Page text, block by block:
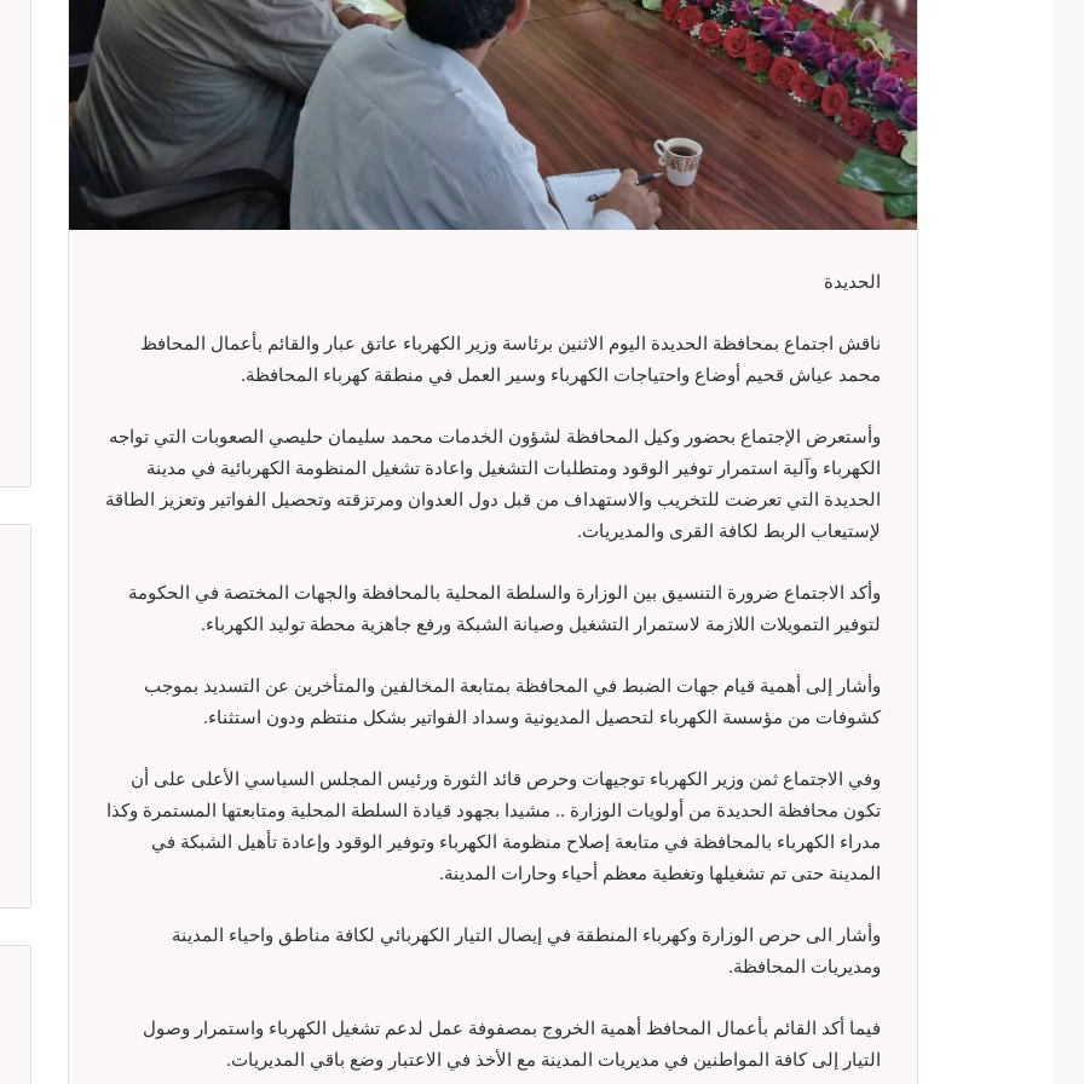
الحديدة
ناقش اجتماع بمحافظة الحديدة اليوم الاثنين برئاسة وزير الكهرباء عاتق عبار والقائم بأعمال المحافظ
محمد عياش قحيم أوضاع واحتياجات الكهرباء وسير العمل في منطقة كهرباء المحافظة.
وأستعرض الإجتماع بحضور وكيل المحافظة لشؤون الخدمات محمد سليمان حليصي الصعوبات التي تواجه
الكهرباء وآلية استمرار توفير الوقود ومتطلبات التشغيل واعادة تشغيل المنظومة الكهربائية في مدينة
الحديدة التي تعرضت للتخريب والاستهداف من قبل دول العدوان ومرتزقته وتحصيل الفواتير وتعزيز الطاقة
لإستيعاب الربط لكافة القرى والمديريات.
وأكد الاجتماع ضرورة التنسيق بين الوزارة والسلطة المحلية بالمحافظة والجهات المختصة في الحكومة
لتوفير التمويلات اللازمة لاستمرار التشغيل وصيانة الشبكة ورفع جاهزية محطة توليد الكهرباء.
وأشار إلى أهمية قيام جهات الضبط في المحافظة بمتابعة المخالفين والمتأخرين عن التسديد بموجب
كشوفات من مؤسسة الكهرباء لتحصيل المديونية وسداد الفواتير بشكل منتظم ودون استثناء.
وفي الاجتماع ثمن وزير الكهرباء توجيهات وحرص قائد الثورة ورئيس المجلس السياسي الأعلى على أن
تكون محافظة الحديدة من أولويات الوزارة .. مشيدا بجهود قيادة السلطة المحلية ومتابعتها المستمرة وكذا
مدراء الكهرباء بالمحافظة في متابعة إصلاح منظومة الكهرباء وتوفير الوقود وإعادة تأهيل الشبكة في
المدينة حتى تم تشغيلها وتغطية معظم أحياء وحارات المدينة.
وأشار الى حرص الوزارة وكهرباء المنطقة في إيصال التيار الكهربائي لكافة مناطق واحياء المدينة
ومديريات المحافظة.
فيما أكد القائم بأعمال المحافظ أهمية الخروج بمصفوفة عمل لدعم تشغيل الكهرباء واستمرار وصول
التيار إلى كافة المواطنين في مديريات المدينة مع الأخذ في الاعتبار وضع باقي المديريات.